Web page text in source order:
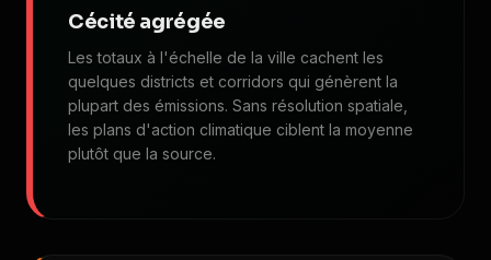
Cécité agrégée
Les totaux à l'échelle de la ville cachent les
quelques districts et corridors qui génèrent la
plupart des émissions. Sans résolution spatiale,
les plans d'action climatique ciblent la moyenne
plutôt que la source.